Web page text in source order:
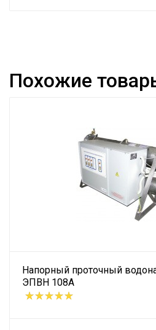
Похожие
Напорный проточный
ЭПВН 108А